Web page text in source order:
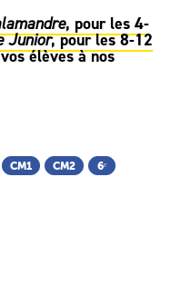
, pour les 4-
Junior, pour les 8-12
élèves à nos
CM1 CM2 6ᵉ